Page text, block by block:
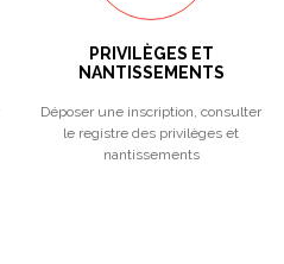
PRIVILÈGES ET
NANTISSEMENTS
Déposer une inscription, consulter
le registre des privilèges et
nantissements